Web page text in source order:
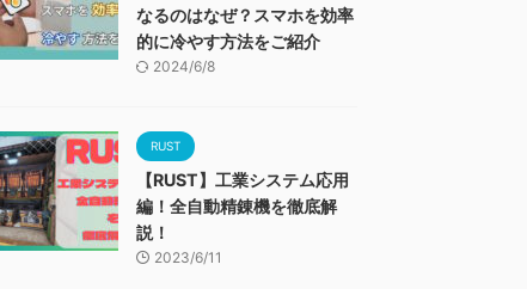
なるのはなぜ？スマホを効率
的に冷やす方法をご紹介
2024/6/8
RUST
【RUST】工業システム応用
編！全自動精錬機を徹底解
説！
2023/6/11